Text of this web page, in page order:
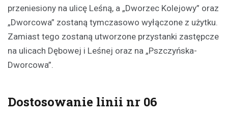
przeniesiony na ulicę Leśną, a „Dworzec Kolejowy” oraz
„Dworcowa” zostaną tymczasowo wyłączone z użytku.
Zamiast tego zostaną utworzone przystanki zastępcze
na ulicach Dębowej i Leśnej oraz na „Pszczyńska-
Dworcowa”.
Dostosowanie linii nr 06